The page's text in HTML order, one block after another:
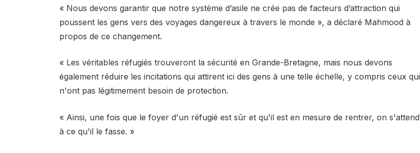
« Nous devons garantir que notre système d’asile ne crée pas de facteurs d’attraction qui
poussent les gens vers des voyages dangereux à travers le monde », a déclaré Mahmood à
propos de ce changement.
« Les véritables réfugiés trouveront la sécurité en Grande-Bretagne, mais nous devons
également réduire les incitations qui attirent ici des gens à une telle échelle, y compris ceux qui
n'ont pas légitimement besoin de protection.
« Ainsi, une fois que le foyer d'un réfugié est sûr et qu'il est en mesure de rentrer, on s'attend
à ce qu'il le fasse. »